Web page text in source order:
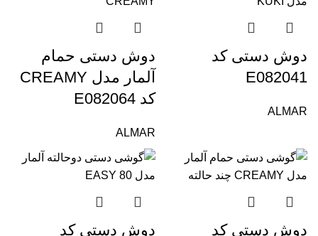
دوش دستی کد
E082041
ALMAR
دوش دستی حمام
آلمار مدل CREAMY
کد E082064
ALMAR
دوش دستی کد
دوش دستی کد